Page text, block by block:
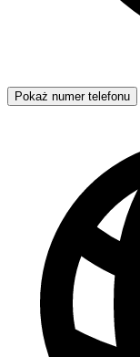
Pokaż numer telefonu